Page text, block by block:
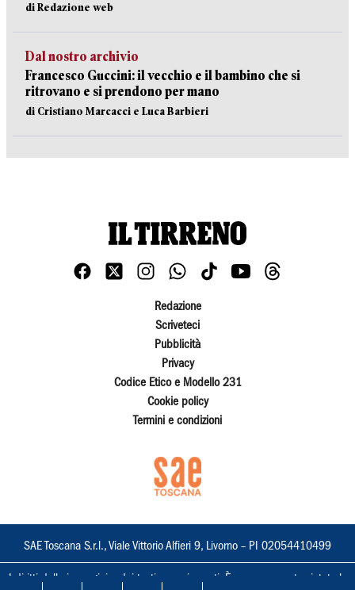
di Redazione web
Dal nostro archivio
Francesco Guccini: il vecchio e il bambino che si
ritrovano e si prendono per mano
di Cristiano Marcacci e Luca Barbieri
Redazione
Scriveteci
Pubblicità
Privacy
Codice Etico e Modello 231
Cookie policy
Termini e condizioni
SAE Toscana S.r.l., Viale Vittorio Alfieri 9, Livorno – PI 02054410499
I diritti delle immagini e dei testi sono riservati. È espressamente vietata la